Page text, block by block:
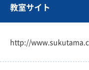
教室サイト
http://